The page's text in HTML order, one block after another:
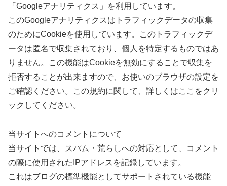
「Googleアナリティクス」を利用しています。
このGoogleアナリティクスはトラフィックデータの収集
のためにCookieを使用しています。このトラフィックデ
ータは匿名で収集されており、個人を特定するものではあ
りません。この機能はCookieを無効にすることで収集を
拒否することが出来ますので、お使いのブラウザの設定を
ご確認ください。この規約に関して、詳しくはここをクリ
ックしてください。
当サイトへのコメントについて
当サイトでは、スパム・荒らしへの対応として、コメント
の際に使用されたIPアドレスを記録しています。
これはブログの標準機能としてサポートされている機能